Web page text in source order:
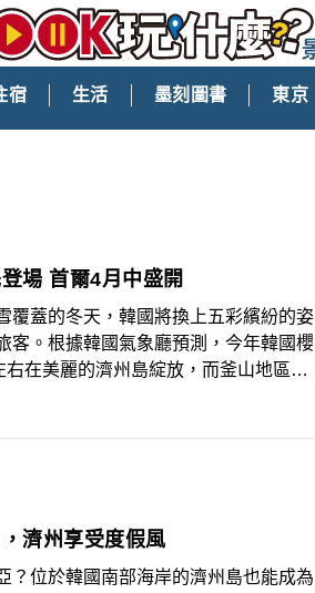
宿 生活 墨刻圖書 東京
場 首爾4月中盛開
覆蓋的冬天，韓國將換上五彩繽紛的姿
客。根據韓國氣象廳預測，今年韓國櫻
在美麗的濟州島綻放，而釜山地區將
濟州享受度假風
？位於韓國南部海岸的濟州島也能成為